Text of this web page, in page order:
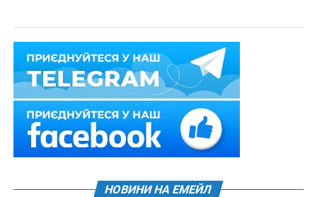
НОВИНИ НА ЕМЕЙЛ